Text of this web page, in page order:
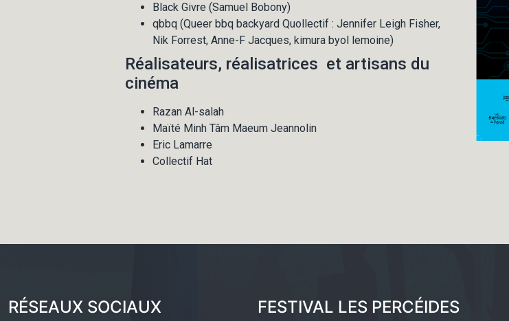
Black Givre (Samuel Bobony)
qbbq (Queer bbq backyard Quollectif : Jennifer Leigh Fisher,
Nik Forrest, Anne-F Jacques, kimura byol lemoine)
Réalisateurs, réalisatrices et artisans du
cinéma
Razan Al-salah
Maïté Minh Tâm Maeum Jeannolin
Eric Lamarre
Collectif Hat
RÉSEAUX SOCIAUX FESTIVAL LES PERCÉIDES